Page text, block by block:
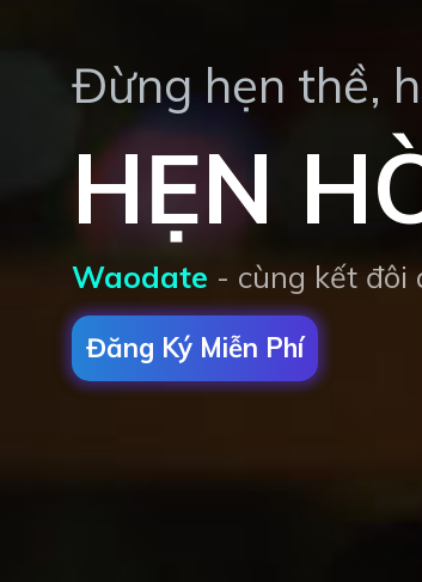
Đăng Ký Miễn Phí